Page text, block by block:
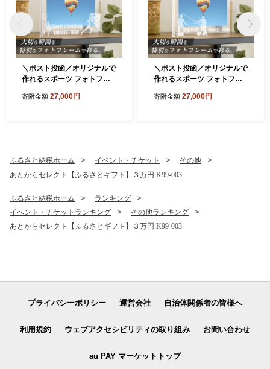
＼ポスト投函／オリジナルで
作れるスポーツ フォトフレ
グ】 K45_0014
寄附金額 27,000円
＼ポスト投函／オリジナルで
作れるスポーツ フォトフレ
3
寄附金額 27,000円
ふるさと納税ホーム イベント・チケット
その他
あとからセレクト【ふるさとギフト】３万円 K99-003
ふるさと納税ホーム
ランキング
イベント・チケットランキング
その他ランキング
あとからセレクト【ふるさとギフト】３万円 K99-003
プライバシーポリシー 運営会社 自治体関係者の皆様へ
利用規約 ウェブアクセシビリティの取り組み お問い合わせ
au PAY マーケットトップ